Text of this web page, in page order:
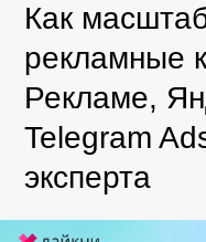
Как
рекламные
Рекламе,
Telegram
эксперта